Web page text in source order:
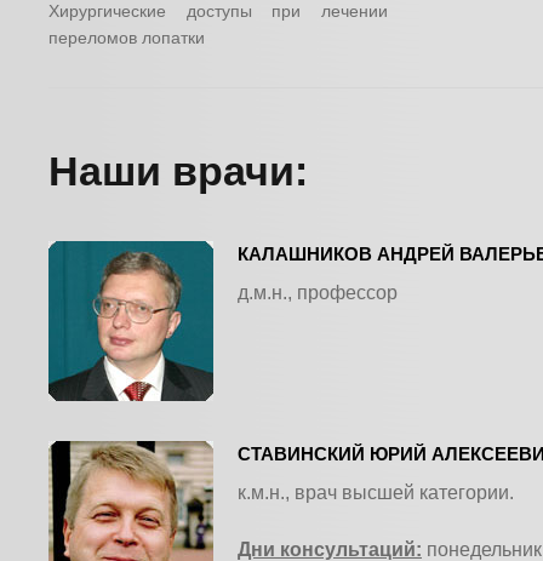
Хирургические доступы при лечении
переломов лопатки
Наши врачи:
КАЛАШНИКОВ АНДРЕЙ
д.м.н., профессор
СТАВИНСКИЙ ЮРИЙ
к.м.н., врач высшей категории.
Дни консультаций: